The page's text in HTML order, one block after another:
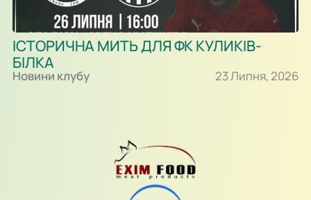
ІСТОРИЧНА МИТЬ ДЛЯ ФК КУЛИКІВ-
БІЛКА
Новини клубу 23 Липня, 2026